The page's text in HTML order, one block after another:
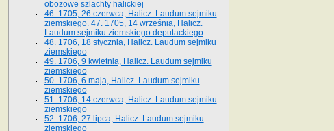
obozowe szlachty halickiej
46. 1705, 26 czerwca, Halicz. Laudum sejmiku
ziemskiego. 47. 1705, 14 września, Halicz.
Laudum sejmiku ziemskiego deputackiego
48. 1706, 18 stycznia, Halicz. Laudum sejmiku
ziemskiego
49. 1706, 9 kwietnia, Halicz. Laudum sejmiku
ziemskiego
50. 1706, 6 maja, Halicz. Laudum sejmiku
ziemskiego
51. 1706, 14 czerwca, Halicz. Laudum sejmiku
ziemskiego
52. 1706, 27 lipca, Halicz. Laudum sejmiku
ziemskiego